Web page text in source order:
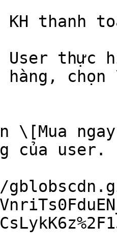
KH thanh
thực
hàng,
\[Mua
của user.